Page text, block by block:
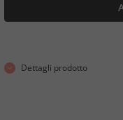
Dettagli prodotto